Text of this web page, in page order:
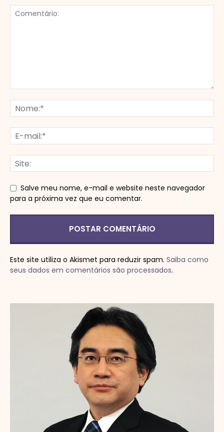
Salve meu nome, e-mail e website neste navegador
para a próxima vez que eu comentar.
Este site utiliza o Akismet para reduzir spam. Saiba como
seus dados em comentários são processados.